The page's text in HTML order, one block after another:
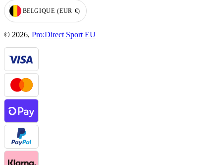
GEOLOCATION BUTTON: BELGIQUE, EUR, €
BELGIQUE (EUR €)
© 2026, Pro:Direct Sport EU